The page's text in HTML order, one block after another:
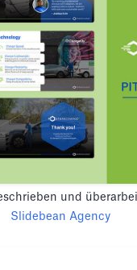
und
Slidebean Agency